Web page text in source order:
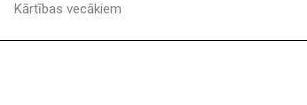
Kārtības vecākiem